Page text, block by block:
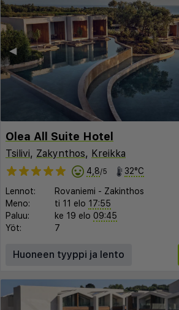
◀︎
Olea All Suite Hotel
Tsilivi, Zakynthos, Kreikka
4,8/5 32°C
Lennot: Rovaniemi - Zakinthos
Meno:
ti 11 elo 17:55
Paluu:
ke 19 elo 09:45
Yöt:
7
Huoneen tyyppi ja lento